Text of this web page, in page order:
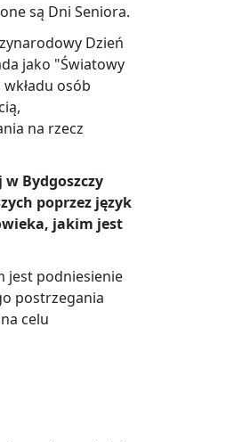
są Dni Seniora.
Dzień
jako "Światowy
osób
na rzecz
w Bydgoszczy
poprzez język
jakim jest
jest podniesienie
postrzegania
celu